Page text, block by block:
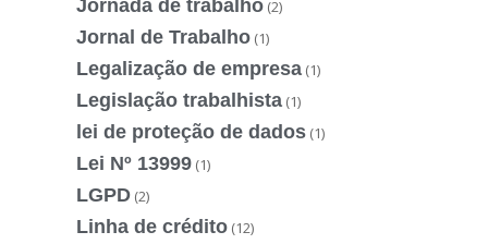
Jornada de trabalho (2)
Jornal de Trabalho (1)
Legalização de empresa (1)
Legislação trabalhista (1)
lei de proteção de dados (1)
Lei Nº 13999 (1)
LGPD (2)
Linha de crédito (12)